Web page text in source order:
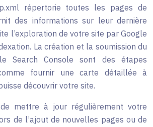
répertorie toutes les pages de
des informations sur leur dernière
l’exploration de votre site par Google
La création et la soumission du
Search Console sont des étapes
fournir une carte détaillée à
découvrir votre site.
mettre à jour régulièrement votre
de l’ajout de nouvelles pages ou de